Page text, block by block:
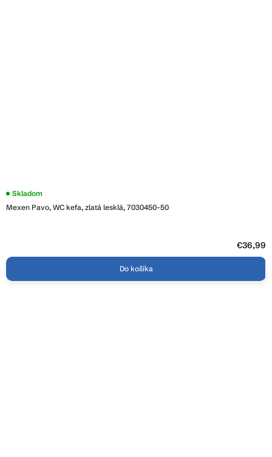
Mexen Pavo, WC kefa, zlatá lesklá, 7030450-50
Skladom
€36,99
Do košíka